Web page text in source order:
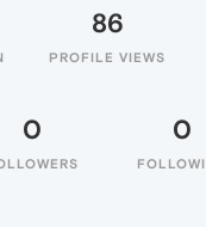
86
PROFILE VIEWS
0 0